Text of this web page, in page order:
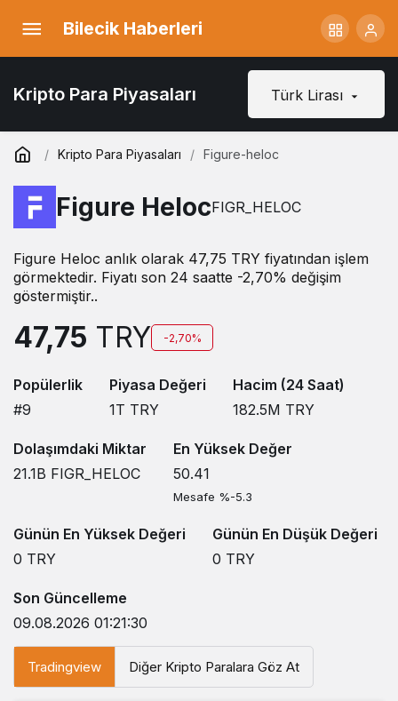
Bilecik Haberleri
Kripto Para Piyasaları Türk Lirası
Kripto Para Piyasaları Figure-heloc
Figure HelocFIGR_HELOC
Figure Heloc anlık olarak 47,75 TRY fiyatından işlem
görmektedir. Fiyatı son 24 saatte -2,70% değişim
göstermiştir..
47,75 TRY -2,70%
Popülerlik
#9
Piyasa Değeri
1T TRY
Hacim (24 Saat)
182.5M TRY
Dolaşımdaki Miktar
21.1B FIGR_HELOC
En Yüksek Değer
50.41
Mesafe %-5.3
Günün En Yüksek Değeri
0 TRY
Günün En Düşük Değeri
0 TRY
Son Güncelleme
09.08.2026 01:21:30
Tradingview Diğer Kripto Paralara Göz At